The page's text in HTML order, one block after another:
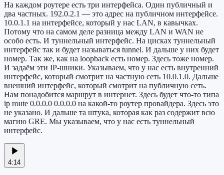
На каждом роутере есть три интерфейса. Один публичный и
два частных. 192.0.2.1 — это адрес на публичном интерфейсе.
10.0.1.1 на интерфейсе, который у нас LAN, в кавычках.
Потому что на самом деле разница между LAN и WAN не
особо есть. И туннельный интерфейс. На цисках туннельный
интерфейс так и будет называться tunnel. И дальше у них будет
номер. Так же, как на loopback есть номер. Здесь тоже номер.
И задаём эти IP-шники. Указываем, что у нас есть внутренний
интерфейс, который смотрит на частную сеть 10.0.1.0. Дальше
внешний интерфейс, который смотрит на публичную сеть.
Нам понадобится маршрут в интернет. Здесь будет что-то типа
ip route 0.0.0.0 0.0.0.0 на какой-то роутер провайдера. Здесь это
не указано. И дальше та штука, которая как раз содержит всю
магию GRE. Мы указываем, что у нас есть туннельный
интерфейс.
4:14